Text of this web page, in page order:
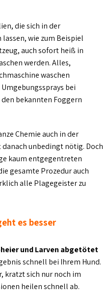
die sich in der
wie zum Beispiel
auch sofort heiß in
werden. Alles,
waschen
bei
bekannten Foggern
Chemie auch in der
unbedingt nötig. Doch
kaum entgegentreten
gesamte Prozedur auch
alle Plagegeister zu
es besser
und Larven abgetötet
schnell bei Ihrem Hund.
kratzt sich nur noch im
heilen schnell ab.